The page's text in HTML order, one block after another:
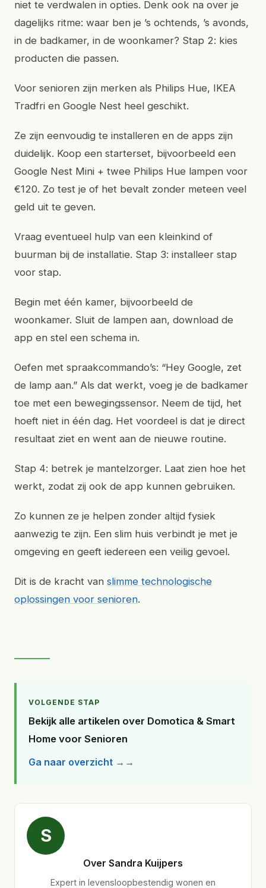
niet te verdwalen in opties. Denk ook na over je
dagelijks ritme: waar ben je ’s ochtends, ’s avonds,
in de badkamer, in de woonkamer? Stap 2: kies
producten die passen.
Voor senioren zijn merken als Philips Hue, IKEA
Tradfri en Google Nest heel geschikt.
Ze zijn eenvoudig te installeren en de apps zijn
duidelijk. Koop een starterset, bijvoorbeeld een
Google Nest Mini + twee Philips Hue lampen voor
€120. Zo test je of het bevalt zonder meteen veel
geld uit te geven.
Vraag eventueel hulp van een kleinkind of
buurman bij de installatie. Stap 3: installeer stap
voor stap.
Begin met één kamer, bijvoorbeeld de
woonkamer. Sluit de lampen aan, download de
app en stel een schema in.
Oefen met spraakcommando’s: “Hey Google, zet
de lamp aan.” Als dat werkt, voeg je de badkamer
toe met een bewegingssensor. Neem de tijd, het
hoeft niet in één dag. Het voordeel is dat je direct
resultaat ziet en went aan de nieuwe routine.
Stap 4: betrek je mantelzorger. Laat zien hoe het
werkt, zodat zij ook de app kunnen gebruiken.
Zo kunnen ze je helpen zonder altijd fysiek
aanwezig te zijn. Een slim huis verbindt je met je
omgeving en geeft iedereen een veilig gevoel.
Dit is de kracht van slimme technologische
oplossingen voor senioren.
VOLGENDE STAP
Bekijk alle artikelen over Domotica & Smart
Home voor Senioren
Ga naar overzicht →
S
Over Sandra Kuijpers
Expert in levensloopbestendig wonen en